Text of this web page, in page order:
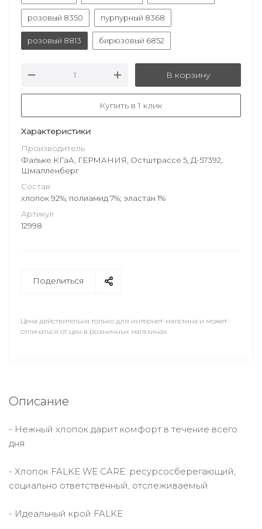
розовый 8350 пурпурный 8368
розовый 8813 бирюзовый 6852
В корзину
Купить в 1 клик
Характеристики
Производитель
Фальке КГаА, ГЕРМАНИЯ, Остштрассе 5, Д-57392,
Шмалленберг
Состав
хлопок 92%; полиамид 7%; эластан 1%
Артикул
12998
Поделиться
Цена действительна только для интернет-магазина и может
отличаться от цен в розничных магазинах
Описание
- Нежный хлопок дарит комфорт в течение всего
дня
- Хлопок FALKE WE CARE: ресурсосберегающий,
социально ответственный, отслеживаемый
- Идеальный крой FALKE